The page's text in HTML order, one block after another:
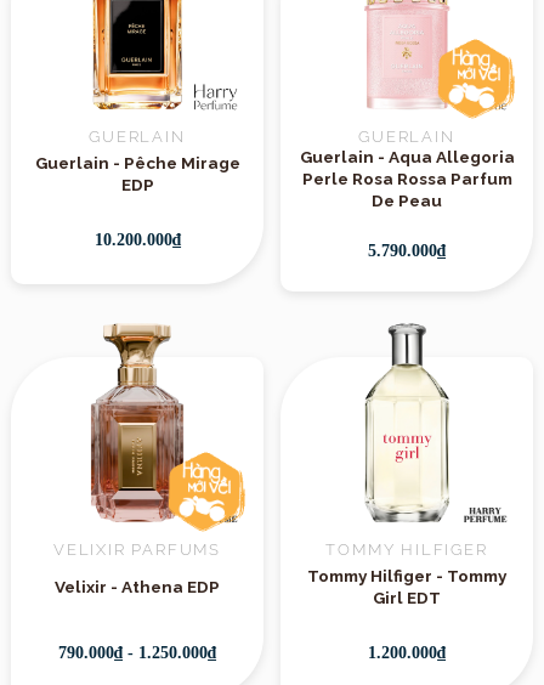
GUERLAIN
Guerlain - Pêche Mirage
EDP
10.200.000₫
GUERLAIN
Guerlain - Aqua Allegoria
Perle Rosa Rossa Parfum
De Peau
5.790.000₫
VELIXIR PARFUMS
Velixir - Athena EDP
790.000₫ - 1.250.000₫
TOMMY HILFIGER
Tommy Hilfiger - Tommy
Girl EDT
1.200.000₫